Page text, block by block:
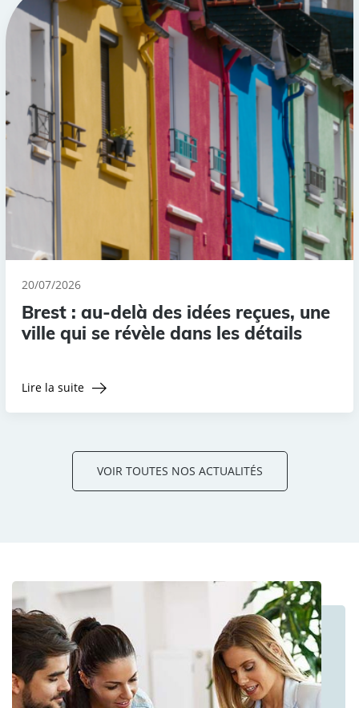
20/07/2026
Brest : au-delà des idées reçues, une
ville qui se révèle dans les détails
Lire la suite
VOIR TOUTES NOS ACTUALITÉS